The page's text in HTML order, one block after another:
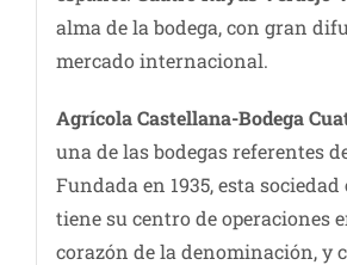
alma de la bodega, con gran
mercado internacional.
Agrícola Castellana-Bodega
una de las bodegas referentes
Fundada en 1935, esta
tiene su centro de operaciones
corazón de la denominación, y